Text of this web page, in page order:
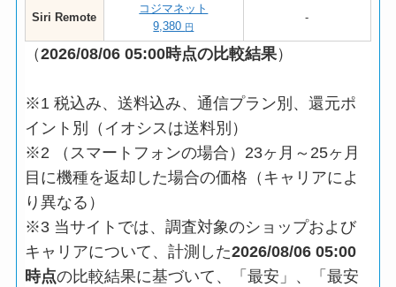
Siri Remote
コジマネット
9,380 円
-
（2026/08/06 05:00時点の比較結果）
※1 税込み、送料込み、通信プラン別、還元ポ
イント別（イオシスは送料別）
※2 （スマートフォンの場合）23ヶ月～25ヶ月
目に機種を返却した場合の価格（キャリアによ
り異なる）
※3 当サイトでは、調査対象のショップおよび
キャリアについて、計測した2026/08/06 05:00
時点の比較結果に基づいて、「最安」、「最安